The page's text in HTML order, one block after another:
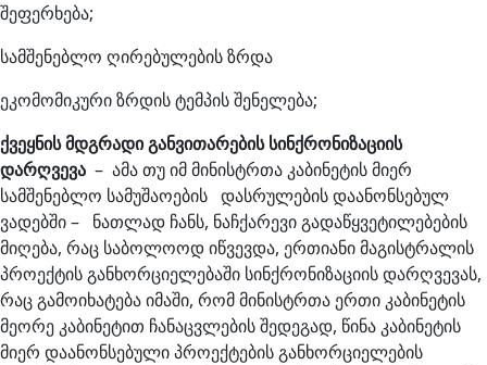
შეფერხება;
სამშენებლო ღირებულების ზრდა
ეკომომიკური ზრდის ტემპის შენელება;
ქვეყნისმდგრადიგანვითარების სინქრონიზაციის
დარღვევა – ამა თუ იმ მინისტრთა კაბინეტის მიერ
სამშენებლო სამუშაოების დასრულების დაანონსებულ
ვადებში – ნათლად ჩანს, ნაჩქარევი გადაწყვეტილებების
მიღება, რაც საბოლოოდ იწვევდა, ერთიანი მაგისტრალის
პროექტის განხორციელებაში სინქრონიზაციის დარღვევას,
რაც გამოიხატება იმაში, რომ მინისტრთა ერთი კაბინეტის
მეორე კაბინეტით ჩანაცვლების შედეგად, წინა კაბინეტის
მიერ დაანონსებული პროექტების განხორციელების